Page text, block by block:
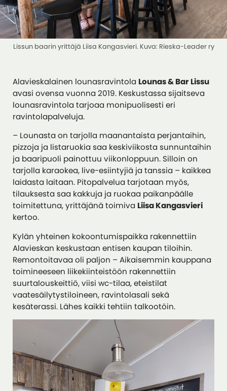
Lissun baarin yrittäjä Liisa Kangasvieri. Kuva: Rieska-Leader ry
Alavieskalainen lounasravintola Lounas & Bar Lissu
avasi ovensa vuonna 2019. Keskustassa sijaitseva
lounasravintola tarjoaa monipuolisesti eri
ravintolapalveluja.
– Lounasta on tarjolla maanantaista perjantaihin,
pizzoja ja listaruokia saa keskiviikosta sunnuntaihin
ja baaripuoli painottuu viikonloppuun. Silloin on
tarjolla karaokea, live-esiintyjiä ja tanssia – kaikkea
laidasta laitaan. Pitopalvelua tarjotaan myös,
tilauksesta saa kakkuja ja ruokaa paikanpäälle
toimitettuna, yrittäjänä toimiva Liisa Kangasvieri
kertoo.
Kylän yhteinen kokoontumispaikka rakennettiin
Alavieskan keskustaan entisen kaupan tiloihin.
Remontoitavaa oli paljon – Aikaisemmin kauppana
toimineeseen liikekiinteistöön rakennettiin
suurtalouskeittiö, viisi wc-tilaa, eteistilat
vaatesäilytystiloineen, ravintolasali sekä
kesäterassi. Lähes kaikki tehtiin talkootöin.